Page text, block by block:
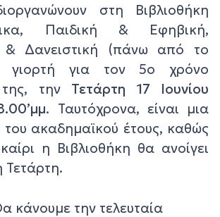
στη Βιβλιοθήκη
Παιδική & Εφηβική,
& Δανειστική (πάνω από το
για τον 5ο χρόνο
της, την Τετάρτη 17 Ιουνίου
. Ταυτόχρονα, είναι μια
του ακαδημαϊκού έτους, καθώς
η Βιβλιοθήκη θα ανοίγει
Τετάρτη.
κάνουμε την τελευταία